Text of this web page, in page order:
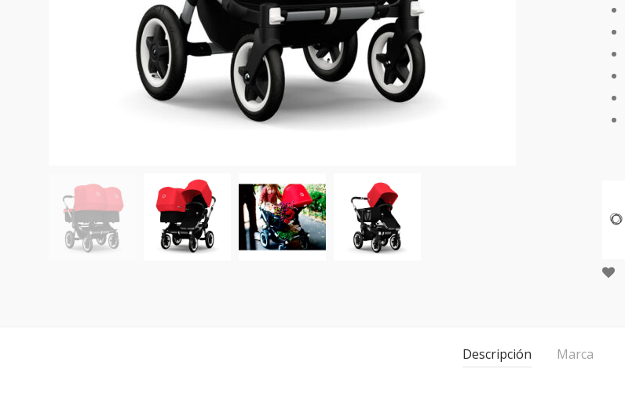
Descripción Marca